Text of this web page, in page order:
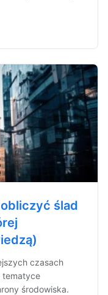
obliczyć ślad
czasach
tematyce
środowiska.